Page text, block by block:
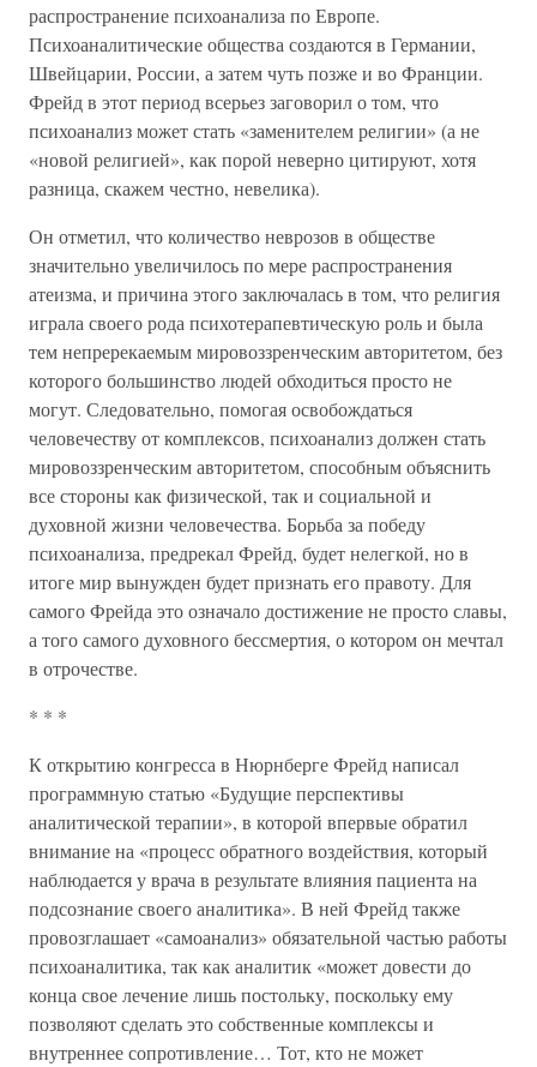
распространение психоанализа по Европе.
Психоаналитические общества создаются в Германии,
Швейцарии, России, а затем чуть позже и во Франции.
Фрейд в этот период всерьез заговорил о том, что
психоанализ может стать «заменителем религии» (а не
«новой религией», как порой неверно цитируют, хотя
разница, скажем честно, невелика).
Он отметил, что количество неврозов в обществе
значительно увеличилось по мере распространения
атеизма, и причина этого заключалась в том, что религия
играла своего рода психотерапевтическую роль и была
тем непререкаемым мировоззренческим авторитетом, без
которого большинство людей обходиться просто не
могут. Следовательно, помогая освобождаться
человечеству от комплексов, психоанализ должен стать
мировоззренческим авторитетом, способным объяснить
все стороны как физической, так и социальной и
духовной жизни человечества. Борьба за победу
психоанализа, предрекал Фрейд, будет нелегкой, но в
итоге мир вынужден будет признать его правоту. Для
самого Фрейда это означало достижение не просто славы,
а того самого духовного бессмертия, о котором он мечтал
в отрочестве.
* * *
К открытию конгресса в Нюрнберге Фрейд написал
программную статью «Будущие перспективы
аналитической терапии», в которой впервые обратил
внимание на «процесс обратного воздействия, который
наблюдается у врача в результате влияния пациента на
подсознание своего аналитика». В ней Фрейд также
провозглашает «самоанализ» обязательной частью работы
психоаналитика, так как аналитик «может довести до
конца свое лечение лишь постольку, поскольку ему
позволяют сделать это собственные комплексы и
внутреннее сопротивление… Тот, кто не может